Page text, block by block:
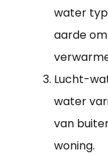
water
aarde
Lucht-
water
van
woning.